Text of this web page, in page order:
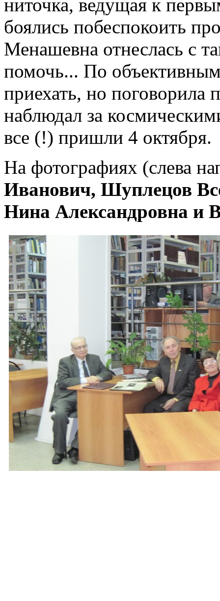
ниточка, ведущая к
боялись побеспокоить
Менашевна отнеслась с
помочь... По объективным
приехать, но поговорила
наблюдал за
все (!) пришли 4 октября.
На фотографиях (слева
Иванович, Шуплецов
Нина Александровна и